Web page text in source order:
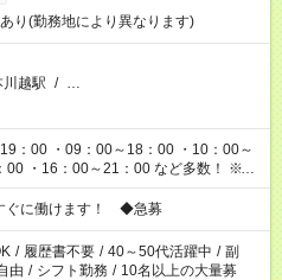
り(勤務地により異なります)
川越駅 / …
：00 ・09：00～18：00 ・10：00～
00～21：00 など多数！ ※お
なります
ぐに働けます！ ◆急募
/ 履歴書不要 / 40～50代活躍中 / 副
由 / シフト勤務 / 10名以上の大量募